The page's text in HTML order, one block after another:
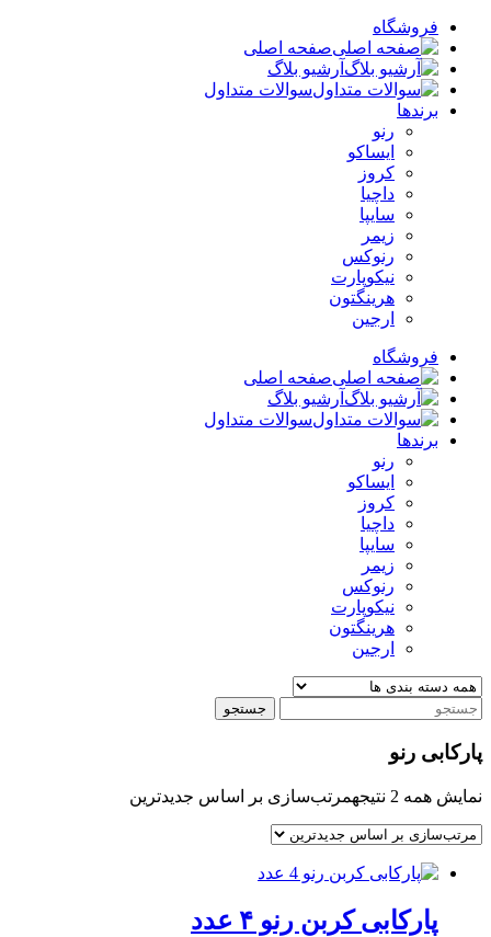
فروشگاه
صفحه اصلی
آرشیو بلاگ
سوالات متداول
برندها
رنو
ایساکو
کروز
داچیا
سایپا
زیمر
رنوکس
نیکوپارت
هرینگتون
ارجین
فروشگاه
صفحه اصلی
آرشیو بلاگ
سوالات متداول
برندها
رنو
ایساکو
کروز
داچیا
سایپا
زیمر
رنوکس
نیکوپارت
هرینگتون
ارجین
جستجو
پارکابی رنو
نمایش همه 2 نتیجه مرتب‌سازی بر اساس جدیدترین
پارکابی کربن رنو ۴ عدد